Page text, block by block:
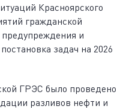
Красноярского
гражданской
и
задач на 2026
ГРЭС было проведено
разливов нефти и